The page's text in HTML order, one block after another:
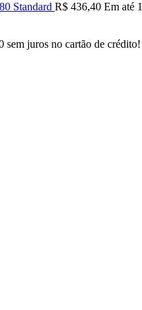
Standard R$ 436,40 Em até 1
sem juros no cartão de crédito!